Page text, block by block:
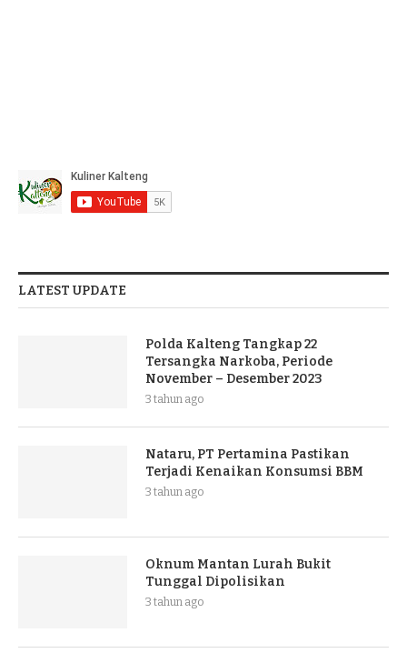
LATEST UPDATE
Polda Kalteng Tangkap 22
Tersangka Narkoba, Periode
November – Desember 2023
3 tahun ago
Nataru, PT Pertamina Pastikan
Terjadi Kenaikan Konsumsi BBM
3 tahun ago
Oknum Mantan Lurah Bukit
Tunggal Dipolisikan
3 tahun ago